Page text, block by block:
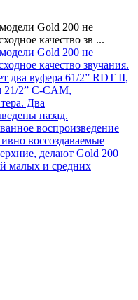
Gold 200 не
качество зв ...
Gold 200 не
качество звучания.
два вуфера 61/2” RDT II,
2” C-CAM,
Два
назад.
воспроизведение
воссоздаваемые
делают Gold 200
малых и средних